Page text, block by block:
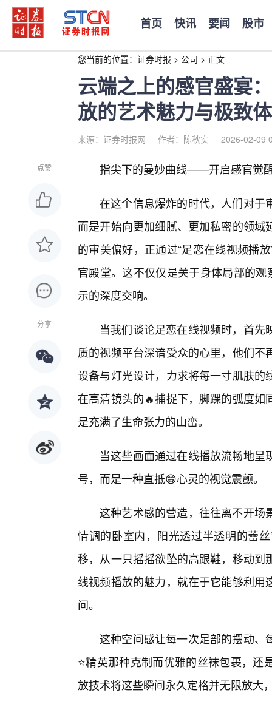
首页 快讯 要闻 股市
您当前的位置： 证券时报 > 公司 > 正文
云端之上的感官盛宴
放的艺术魅力与极致
来源：证券时报网 作者：陈秋实 2026-02-09
点赞
分享
指尖下的曼妙曲线——开启感官觉
在这个信息爆炸的时代，人们对于
而是开始向更加细腻、更加私密的领
的审美偏好，正通过“足恋在线视频播
官殿堂。这不仅仅是关于身体局部的
示的深度交响。
当我们谈论足恋在线视频时，首
质的视频平台深谙受众的心里，他们
设备与灯光设计，力求将每一寸肌肤
在高清镜头的🔥捕捉下，脚踝的弧度
是充满了生命张力的山峦。
当这些画面通过在线播放流畅地
号，而是一种直抵😁心灵的视觉震颤。
这种艺术感的营造，往往离不开场
情调的卧室内，阳光透过半透明的蕾
移，从一只摇摇欲坠的高跟鞋，移动
线视频播放的魅力，就在于它能够利
间。
这种空间感让每一次足部的摆动、
⭐精英那种克制而优雅的丝袜包裹，
放技术将这些瞬间永久定格并无限放大